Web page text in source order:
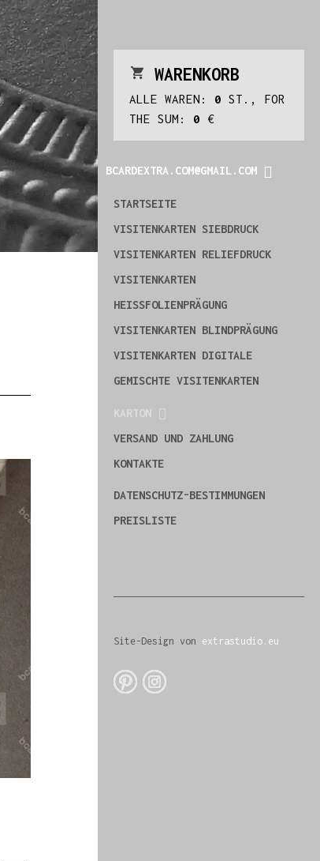
WARENKORB
ALLE WAREN: 0 ST., FOR
THE SUM: 0 €
BCARDEXTRA.COM@GMAIL.COM
STARTSEITE
VISITENKARTEN SIEBDRUCK
VISITENKARTEN RELIEFDRUCK
VISITENKARTEN
HEISSFOLIENPRÄGUNG
VISITENKARTEN BLINDPRÄGUNG
VISITENKARTEN DIGITALE
GEMISCHTE VISITENKARTEN
KARTON
VERSAND UND ZAHLUNG
KONTAKTE
DATENSCHUTZ-BESTIMMUNGEN
PREISLISTE
Site-Design von extrastudio.eu